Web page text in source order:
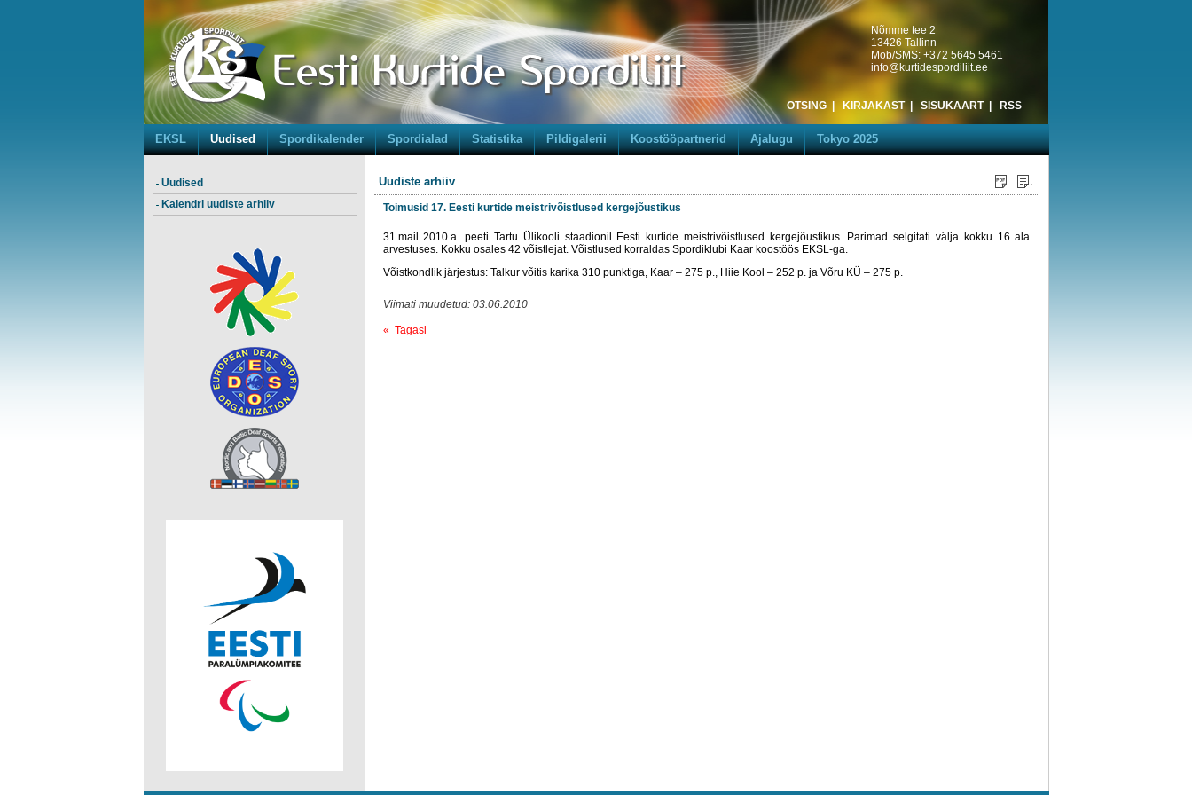
Nõmme tee 2
13426 Tallinn
Mob/SMS: +372 5645 5461
info@kurtidespordiliit.ee
OTSING| KIRJAKAST| SISUKAART| RSS
EKSL Uudised Spordikalender Spordialad Statistika Pildigalerii Koostööpartnerid Ajalugu Tokyo 2025
Uudised
Kalendri uudiste arhiiv
Uudiste arhiiv
Toimusid 17. Eesti kurtide meistrivõistlused kergejõustikus
31.mail 2010.a. peeti Tartu Ülikooli staadionil Eesti kurtide meistrivõistlused kergejõustikus. Parimad selgitati välja kokku 16 ala
arvestuses. Kokku osales 42 võistlejat. Võistlused korraldas Spordiklubi Kaar koostöös EKSL-ga.
Võistkondlik järjestus: Talkur võitis karika 310 punktiga, Kaar – 275 p., Hiie Kool – 252 p. ja Võru KÜ – 275 p.
Viimati muudetud: 03.06.2010
« Tagasi